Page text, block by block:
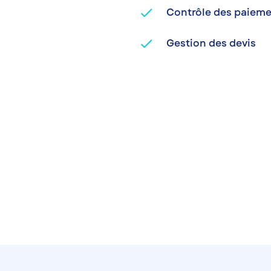
done Contrôle des
done Gestion des devis